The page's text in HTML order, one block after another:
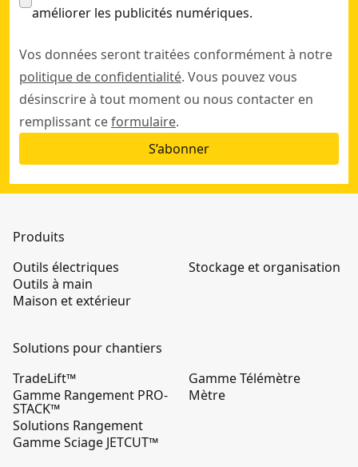
améliorer les publicités numériques.
Vos données seront traitées conformément à notre
politique de confidentialité. Vous pouvez vous
désinscrire à tout moment ou nous contacter en
remplissant ceformulaire.
S’abonner
Produits
Outils électriques
Outils à main
Maison et extérieur
Stockage et organisation
Solutions pour chantiers
TradeLift™
Gamme Rangement PRO-
STACK™
Solutions Rangement
Gamme Sciage JETCUT™
Gamme Télémètre
Mètre